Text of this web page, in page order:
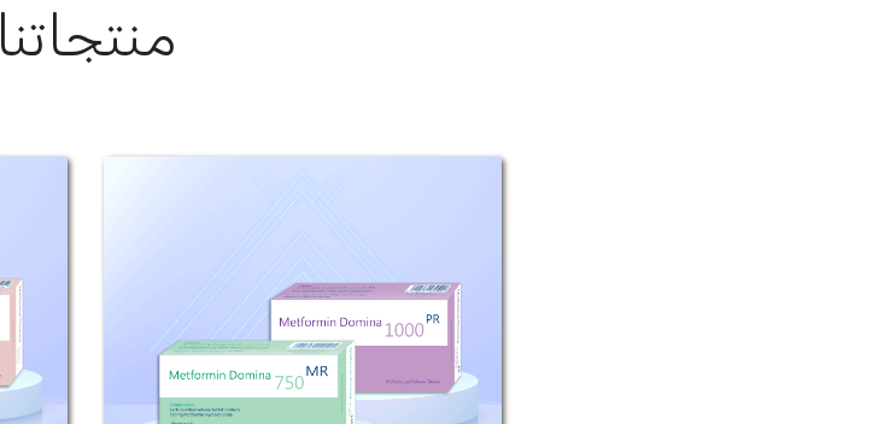
منتجاتنا
ميتفورمين هيدروكلوريد أي مايعادل 390
1000)
التركيب: كل قرص معدل التحرر تحتوي
750 ملغ ميتفورمين هيدروكلورايد (أي
مايعادل 585 ملغ ميتفورمين أساس ).